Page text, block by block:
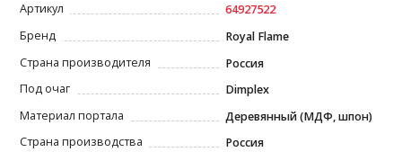
Артикул
64927522
Бренд
Royal Flame
Страна производителя
Россия
Под очаг
Dimplex
Материал портала
Деревянный (МДФ, шпон)
Страна производства
Россия